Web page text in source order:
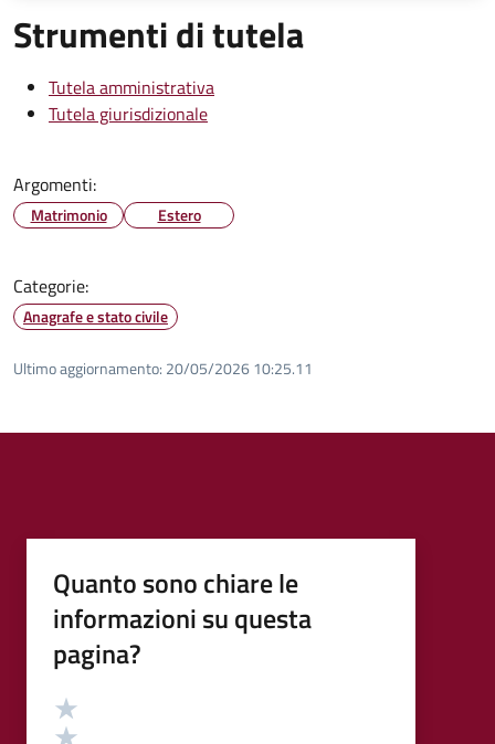
Strumenti di tutela
Tutela amministrativa
Tutela giurisdizionale
Argomenti:
Matrimonio Estero
Categorie:
Anagrafe e stato civile
Ultimo aggiornamento: 20/05/2026 10:25.11
Quanto sono chiare le
informazioni su questa
pagina?
Valutazione